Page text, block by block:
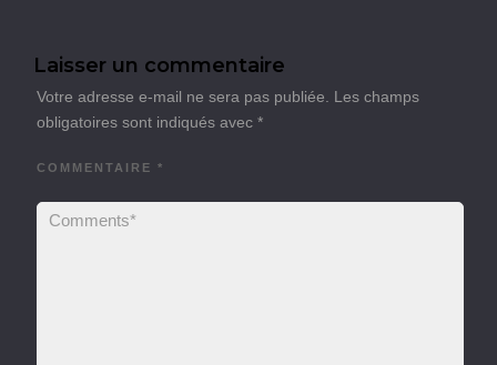
Laisser un commentaire
Votre adresse e-mail ne sera pas publiée.
Les champs
obligatoires sont indiqués avec *
COMMENTAIRE *